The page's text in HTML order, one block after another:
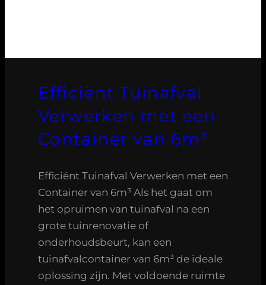
Efficiënt Tuinafval
Verwerken met een
Container van 6m³
Efficiënt Tuinafval Verwerken met een
Container van 6m³ Als het gaat om
het opruimen van tuinafval na een
grote tuinrenovatie of
onderhoudsbeurt, kan een
tuinafvalcontainer van 6m³ de ideale
oplossing zijn. Met voldoende ruimte